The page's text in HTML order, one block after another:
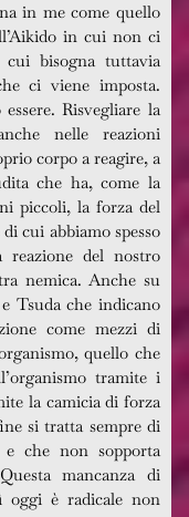
in me come quello
in cui non ci
bisogna tuttavia
ci viene imposta.
Risvegliare la
nelle reazioni
corpo a reagire, a
che ha, come la
piccoli, la forza del
cui abbiamo spesso
reazione del nostro
nemica. Anche su
Tsuda che indicano
come mezzi di
quello che
tramite i
la camicia di forza
si tratta sempre di
che non sopporta
mancanza di
oggi è radicale non